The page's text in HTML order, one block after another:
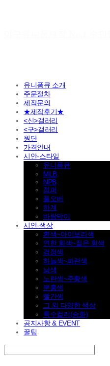
유니폼큐 소개
주문절차
제작문의
★제작후기★
<신>갤러리
<구>갤러리
원단
가격안내
시안-스타일
유니폼큐
MLB
NPB
점퍼
풀오버
하계
바람막이
시안-색상
흰색~아이보리색
연한 회색~짙은 회색
검정색
하늘색~파란색
남색
노란색~주황색
분홍색
빨간색
그 외 다양한 색상
특수컬러(승화)
공지사항 & EVENT
꿀팁